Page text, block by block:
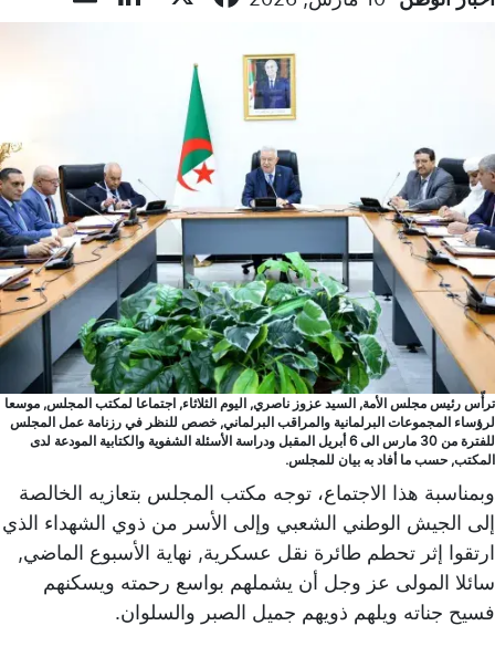
ترأّس رئيس مجلس الأمة, السيد عزوز ناصري, اليوم الثلاثاء, اجتماعا لمكتب المجلس, موسعا
لرؤساء المجموعات البرلمانية والمراقب البرلماني, خصص للنظر في رزنامة عمل المجلس
للفترة من 30 مارس الى 6 أبريل المقبل ودراسة الأسئلة الشفوية والكتابية المودعة لدى
المكتب, حسب ما أفاد به بيان للمجلس.
وبمناسبة هذا الاجتماع، توجه مكتب المجلس بتعازيه الخالصة
إلى الجيش الوطني الشعبي وإلى الأسر من ذوي الشهداء الذي
ارتقوا إثر تحطم طائرة نقل عسكرية, نهاية الأسبوع الماضي,
سائلا المولى عز وجل أن يشملهم بواسع رحمته ويسكنهم
فسيح جناته ويلهم ذويهم جميل الصبر والسلوان.